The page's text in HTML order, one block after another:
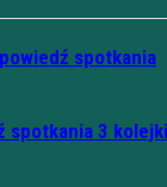
spotkania
spotkania 3 kolejki